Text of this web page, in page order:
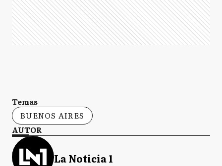
Temas
BUENOS AIRES
AUTOR
La Noticia 1